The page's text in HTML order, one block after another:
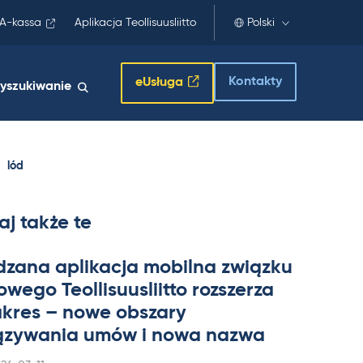
A-kassa Aplikacja Teollisuusliitto Polski
eUsługa Kontakty
lód
także te
apli­kacja mo­bilna związku
Teol­li­suus­liitto rozszerza
– nowe obszary
umów i nowa nazwa